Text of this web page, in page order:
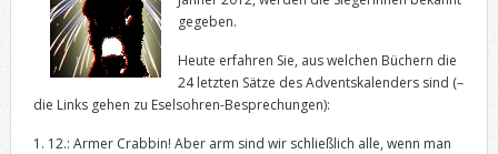
gegeben.
Heute erfahren Sie, aus welchen Büchern die
24 letzten Sätze des Adventskalenders sind (–
die Links gehen zu Eselsohren-Besprechungen):
1. 12.: Armer Crabbin! Aber arm sind wir schließlich alle, wenn man